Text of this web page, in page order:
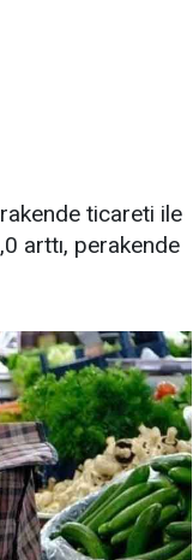
ticareti ile
arttı, perakende